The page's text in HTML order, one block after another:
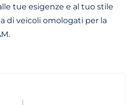
tue esigenze e al tuo stile
di veicoli omologati per la